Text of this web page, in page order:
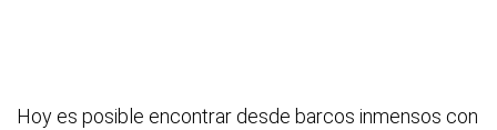
Hoy es posible encontrar desde barcos inmensos con